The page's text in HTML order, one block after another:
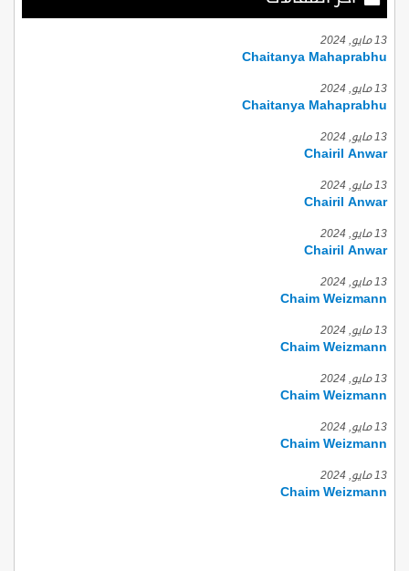
13 مايو, 2024
Chaitanya Mahaprabhu
13 مايو, 2024
Chaitanya Mahaprabhu
13 مايو, 2024
Chairil Anwar
13 مايو, 2024
Chairil Anwar
13 مايو, 2024
Chairil Anwar
13 مايو, 2024
Chaim Weizmann
13 مايو, 2024
Chaim Weizmann
13 مايو, 2024
Chaim Weizmann
13 مايو, 2024
Chaim Weizmann
13 مايو, 2024
Chaim Weizmann